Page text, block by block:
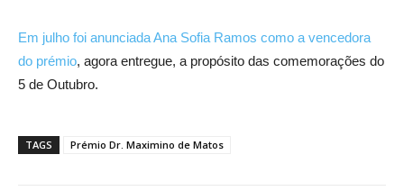
Em julho foi anunciada Ana Sofia Ramos como a vencedora
do prémio, agora entregue, a propósito das comemorações do
5 de Outubro.
TAGS Prémio Dr. Maximino de Matos